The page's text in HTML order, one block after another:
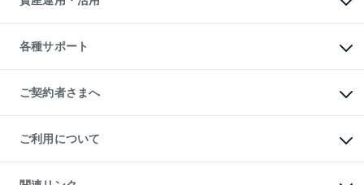
投資用不動産の売却査定
事業用不動産の売却査定
不動産コラム・ニュース
不動産用語集
不動産なんでもネット相談室
住まいの税金
L`GENTE（ルジェンテ）
区分リノベーションマンション
投資用一棟レジデンスWELL
不動産小口投資
LEGACIA（レガシア）
不動産M&A
アセットマネジメント・出資
各種サポート
相続サポート
リフォームサポート
ご契約者さまへ
ご紹介・再契約特典
入居者様専用-各種ご案内（賃貸）
東急こすもす会「こすもすWeb」
ご利用について
金融商品取引について